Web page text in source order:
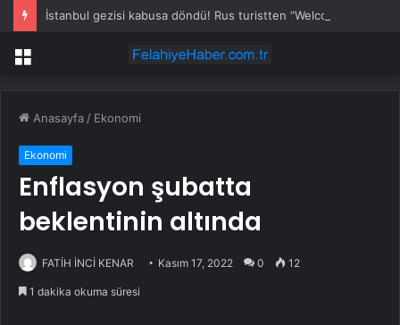
Menü
Anasayfa / Ekonomi
Ekonomi
Enflasyon şubatta
beklentinin altında
FATİH İNCİ KENAR Kasım 17, 2022 0 12
1 dakika okuma süresi